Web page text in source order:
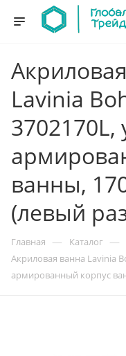
Lavinia
ванны,
(левый
Главная — Каталог —
Акриловая ванна Lavinia
армированный корпус